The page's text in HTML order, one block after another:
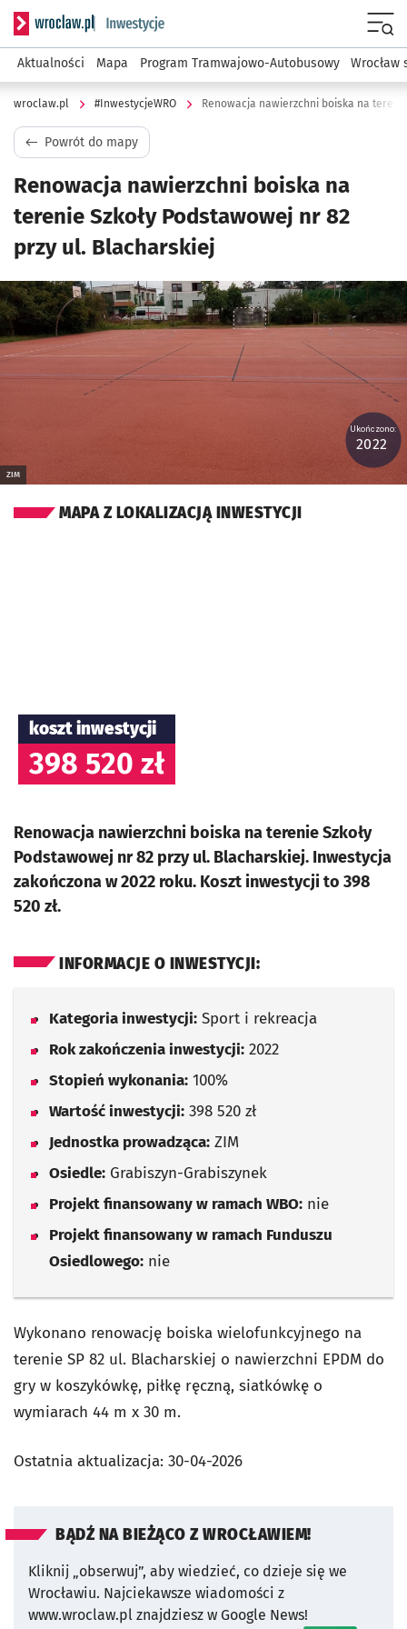
Serwis informacyjny wroclaw.pl podserwis:
Aktualności Mapa Program Tramwajowo-Autobusowy Wrocław
wroclaw.pl #InwestycjeWRO
Powrót do mapy
Renowacja nawierzchni boiska na
terenie Szkoły Podstawowej nr 82
przy ul. Blacharskiej
Kliknij, aby powiększyć
ZIM
Ukończono:
2022
MAPA Z LOKALIZACJĄ INWESTYCJI
koszt inwestycji
398 520 zł
Renowacja nawierzchni boiska na terenie Szkoły
Podstawowej nr 82 przy ul. Blacharskiej. Inwestycja
zakończona w 2022 roku. Koszt inwestycji to 398
520 zł.
INFORMACJE O INWESTYCJI:
Kategoria inwestycji: Sport i rekreacja
Rok zakończenia inwestycji: 2022
Stopień wykonania: 100%
Wartość inwestycji: 398 520 zł
Jednostka prowadząca: ZIM
Osiedle: Grabiszyn-Grabiszynek
Projekt finansowany w ramach WBO: nie
Projekt finansowany w ramach Funduszu
Osiedlowego: nie
Wykonano renowację boiska wielofunkcyjnego na
terenie SP 82 ul. Blacharskiej o nawierzchni EPDM do
gry w koszykówkę, piłkę ręczną, siatkówkę o
wymiarach 44 m x 30 m.
Ostatnia aktualizacja: 30-04-2026
BĄDŹ NA BIEŻĄCO Z WROCŁAWIEM!
Kliknij „obserwuj”, aby wiedzieć, co dzieje się we
Wrocławiu. Najciekawsze wiadomości z
www.wroclaw.pl znajdziesz w Google News!